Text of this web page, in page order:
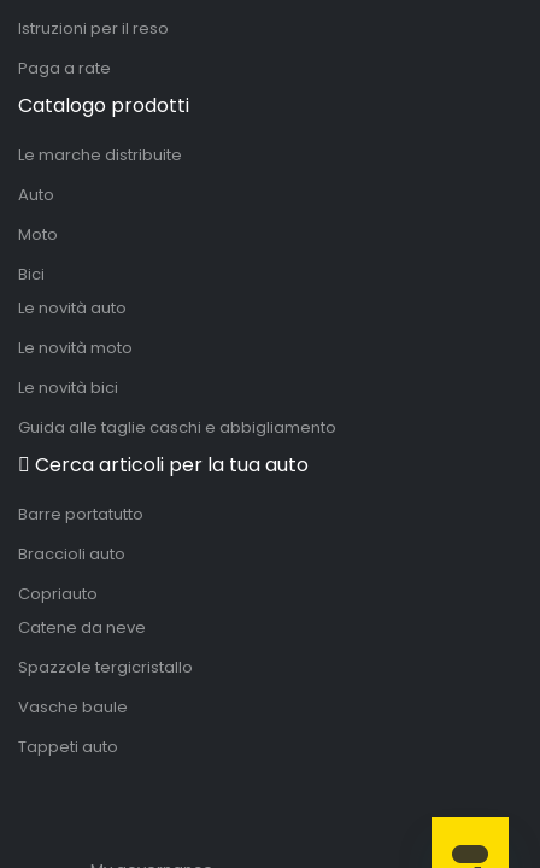
Istruzioni per il reso
Paga a rate
Catalogo prodotti
Le marche distribuite
Auto
Moto
Bici
Le novità auto
Le novità moto
Le novità bici
Guida alle taglie caschi e abbigliamento
Cerca articoli per la tua auto
Barre portatutto
Braccioli auto
Copriauto
Catene da neve
Spazzole tergicristallo
Vasche baule
Tappeti auto